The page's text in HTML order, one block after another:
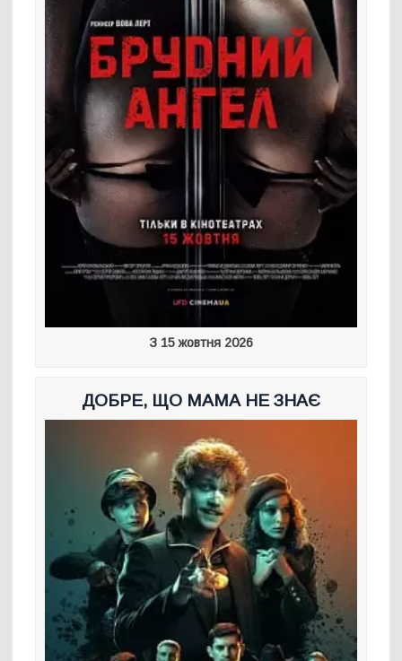
З 15 жовтня 2026
ДОБРЕ, ЩО МАМА НЕ ЗНАЄ